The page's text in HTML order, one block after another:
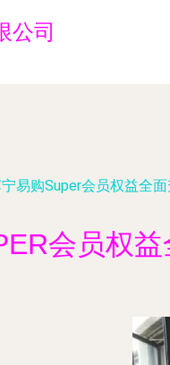
公司
易购Super会员权益全
会员权